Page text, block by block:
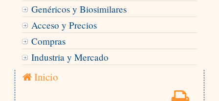
Genéricos y Biosimilares
Acceso y Precios
Compras
Industria y Mercado
Inicio